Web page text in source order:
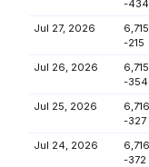
-434
Jul 27, 2026
-215
Jul 26, 2026
-354
Jul 25, 2026
-327
Jul 24, 2026
-372